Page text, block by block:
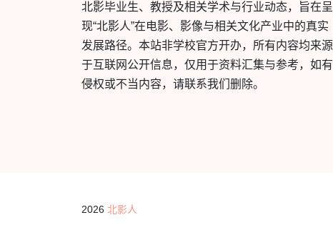
北影毕业生、教授及相关学术与行业动态，旨在呈
现“北影人”在电影、影像与相关文化产业中的真实
发展路径。本站非学校官方开办，所有内容均来源
于互联网公开信息，仅用于资料汇集与参考，如有
侵权或不当内容，请联系我们删除。
2026 北影人